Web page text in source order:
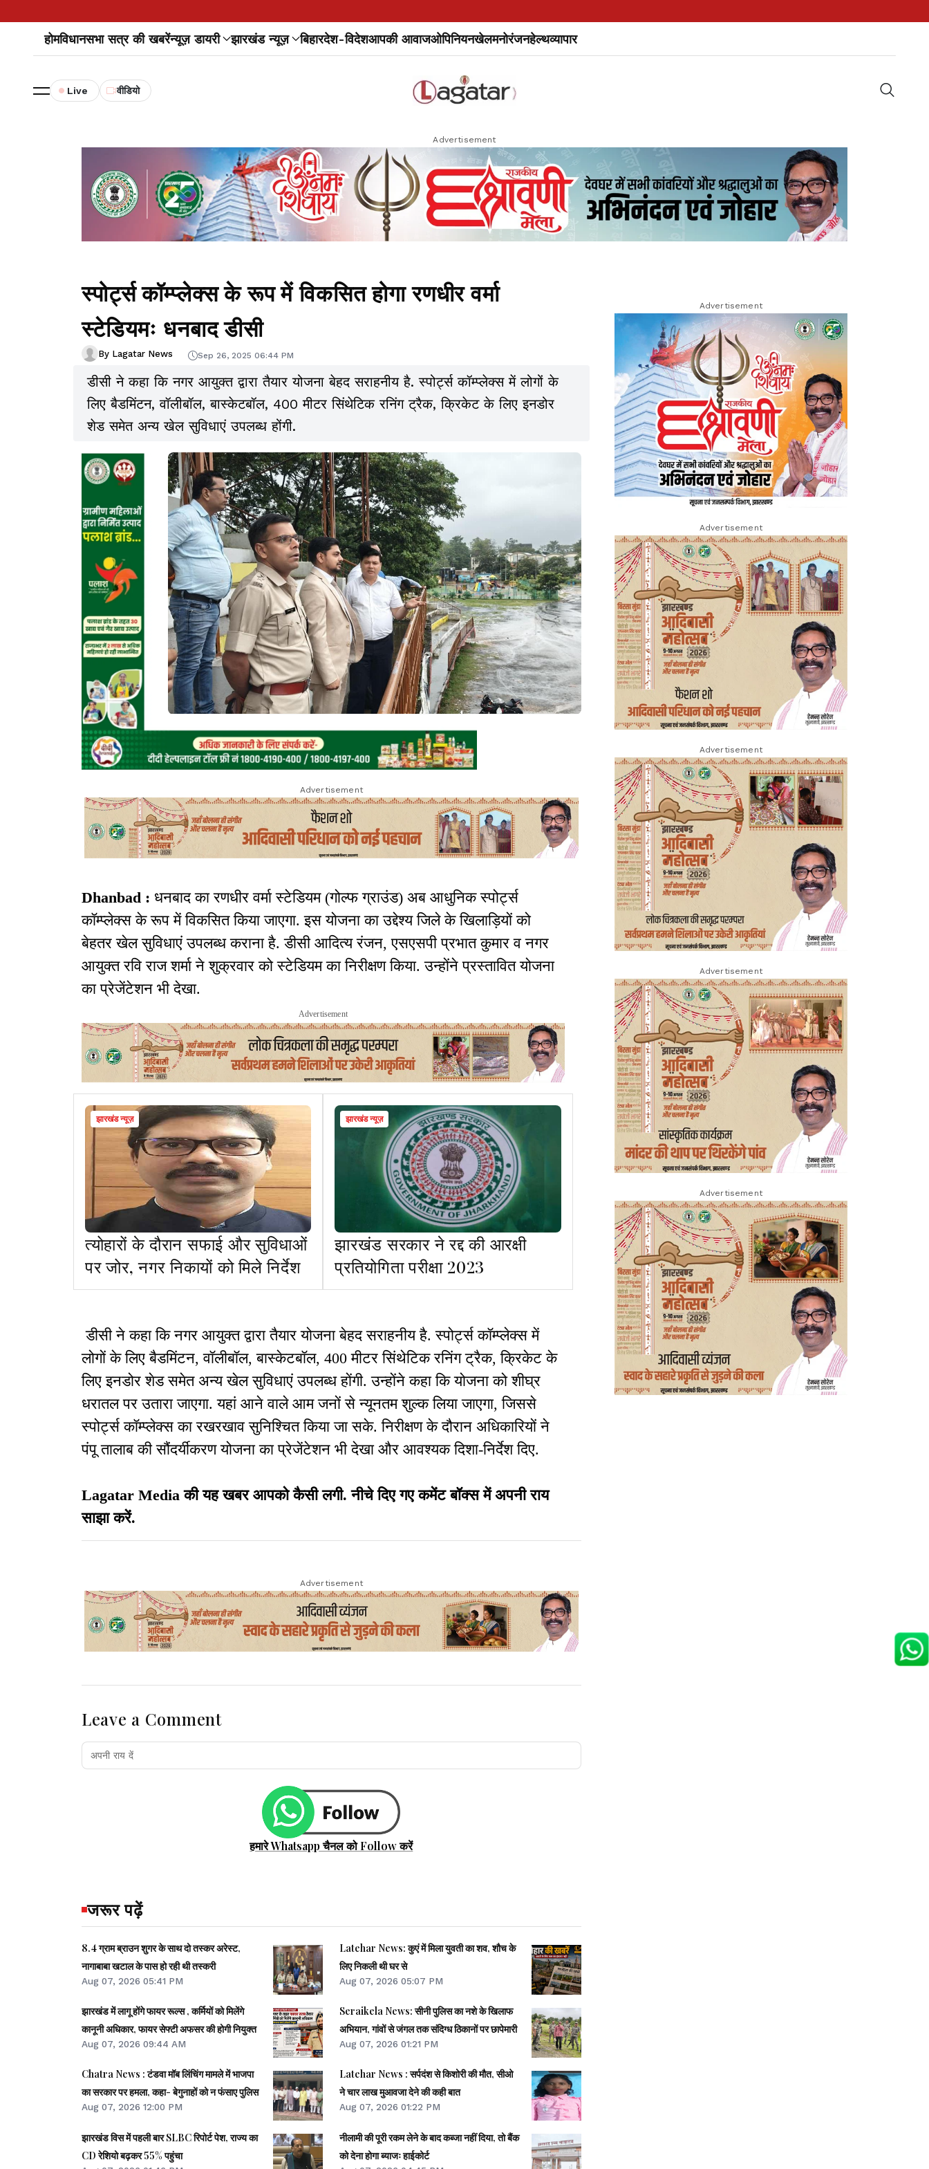
होमविधानसभा सत्र की खबरेंन्यूज़ डायरी झारखंड न्यूज़ बिहारदेश-विदेशआपकी आवाजओपिनियनखेलमनोरंजनहेल्थव्यापार
Live वीडियो
Advertisement
स्पोर्ट्स कॉम्प्लेक्स के रूप में विकसित होगा रणधीर वर्मा
स्टेडियमः धनबाद डीसी
By Lagatar News Sep 26, 2025 06:44 PM
डीसी ने कहा कि नगर आयुक्त द्वारा तैयार योजना बेहद सराहनीय है. स्पोर्ट्स कॉम्प्लेक्स में लोगों के
लिए बैडमिंटन, वॉलीबॉल, बास्केटबॉल, 400 मीटर सिंथेटिक रनिंग ट्रैक, क्रिकेट के लिए इनडोर
शेड समेत अन्य खेल सुविधाएं उपलब्ध होंगी.
Advertisement
Dhanbad : धनबाद का रणधीर वर्मा स्टेडियम (गोल्फ ग्राउंड) अब आधुनिक स्पोर्ट्स
कॉम्प्लेक्स के रूप में विकसित किया जाएगा. इस योजना का उद्देश्य जिले के खिलाड़ियों को
बेहतर खेल सुविधाएं उपलब्ध कराना है. डीसी आदित्य रंजन, एसएसपी प्रभात कुमार व नगर
आयुक्त रवि राज शर्मा ने शुक्रवार को स्टेडियम का निरीक्षण किया. उन्होंने प्रस्तावित योजना
का प्रेजेंटेशन भी देखा.
Advertisement
झारखंड न्यूज़
त्योहारों के दौरान सफाई और सुविधाओं
पर जोर, नगर निकायों को मिले निर्देश
झारखंड न्यूज़
झारखंड सरकार ने रद्द की आरक्षी
प्रतियोगिता परीक्षा 2023
डीसी ने कहा कि नगर आयुक्त द्वारा तैयार योजना बेहद सराहनीय है. स्पोर्ट्स कॉम्प्लेक्स में
लोगों के लिए बैडमिंटन, वॉलीबॉल, बास्केटबॉल, 400 मीटर सिंथेटिक रनिंग ट्रैक, क्रिकेट के
लिए इनडोर शेड समेत अन्य खेल सुविधाएं उपलब्ध होंगी. उन्होंने कहा कि योजना को शीघ्र
धरातल पर उतारा जाएगा. यहां आने वाले आम जनों से न्यूनतम शुल्क लिया जाएगा, जिससे
स्पोर्ट्स कॉम्प्लेक्स का रखरखाव सुनिश्चित किया जा सके. निरीक्षण के दौरान अधिकारियों ने
पंपू तालाब की सौंदर्यीकरण योजना का प्रेजेंटेशन भी देखा और आवश्यक दिशा-निर्देश दिए.
Lagatar Media की यह खबर आपको कैसी लगी. नीचे दिए गए कमेंट बॉक्स में अपनी राय
साझा करें.
Advertisement
Leave a Comment
हमारे Whatsapp चैनल को Follow करें
जरूर पढ़ें
8.4 ग्राम ब्राउन शुगर के साथ दो तस्कर अरेस्ट,
नागाबाबा खटाल के पास हो रही थी तस्करी
Aug 07, 2026 05:41 PM
झारखंड में लागू होंगे फायर रूल्स , कर्मियों को मिलेंगे
कानूनी अधिकार, फायर सेफ्टी अफसर की होगी नियुक्त
Aug 07, 2026 09:44 AM
Chatra News : टंडवा मॉब लिंचिंग मामले में भाजपा
का सरकार पर हमला, कहा- बेगुनाहों को न फंसाए पुलिस
Aug 07, 2026 12:00 PM
झारखंड विस में पहली बार SLBC रिपोर्ट पेश, राज्य का
CD रेशियो बढ़कर 55% पहुंचा
Latehar News: कुएं में मिला युवती का शव, शौच के
लिए निकली थी घर से
Aug 07, 2026 05:07 PM
Seraikela News: सीनी पुलिस का नशे के खिलाफ
अभियान, गांवों से जंगल तक संदिग्ध ठिकानों पर छापेमारी
Aug 07, 2026 01:21 PM
Latehar News : सर्पदंश से किशोरी की मौत, सीओ
ने चार लाख मुआवजा देने की कही बात
Aug 07, 2026 01:22 PM
नीलामी की पूरी रकम लेने के बाद कब्जा नहीं दिया, तो बैंक
को देना होगा ब्याजः हाईकोर्ट
Advertisement
Advertisement
Advertisement
Advertisement
Advertisement